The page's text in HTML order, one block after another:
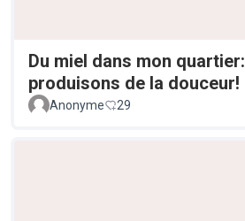
Du miel dans mon quartier:
produisons de la douceur!
Anonyme 29